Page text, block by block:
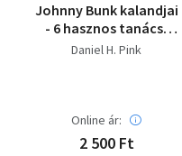
Johnny Bunk kalandjai
- 6 hasznos tanács,
hogy megtaláld a
Daniel H. Pink
Online ár:
2 500 Ft